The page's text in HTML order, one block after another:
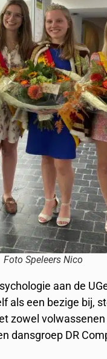
Foto Speleers Nico
aan de
als een bezige bij,
zowel
dansgroep DR